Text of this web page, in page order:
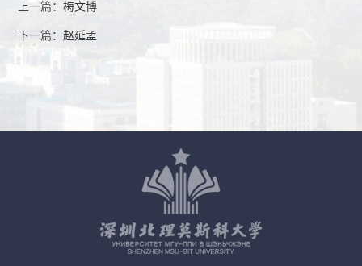
上一篇：梅文博
下一篇：赵延孟